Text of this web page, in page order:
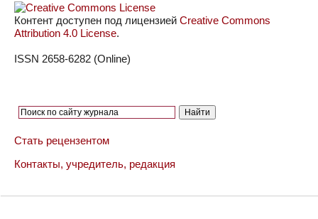
Контент доступен под лицензией Creative Commons
Attribution 4.0 License.
ISSN 2658-6282 (Online)
Стать рецензентом
Контакты, учредитель, редакция